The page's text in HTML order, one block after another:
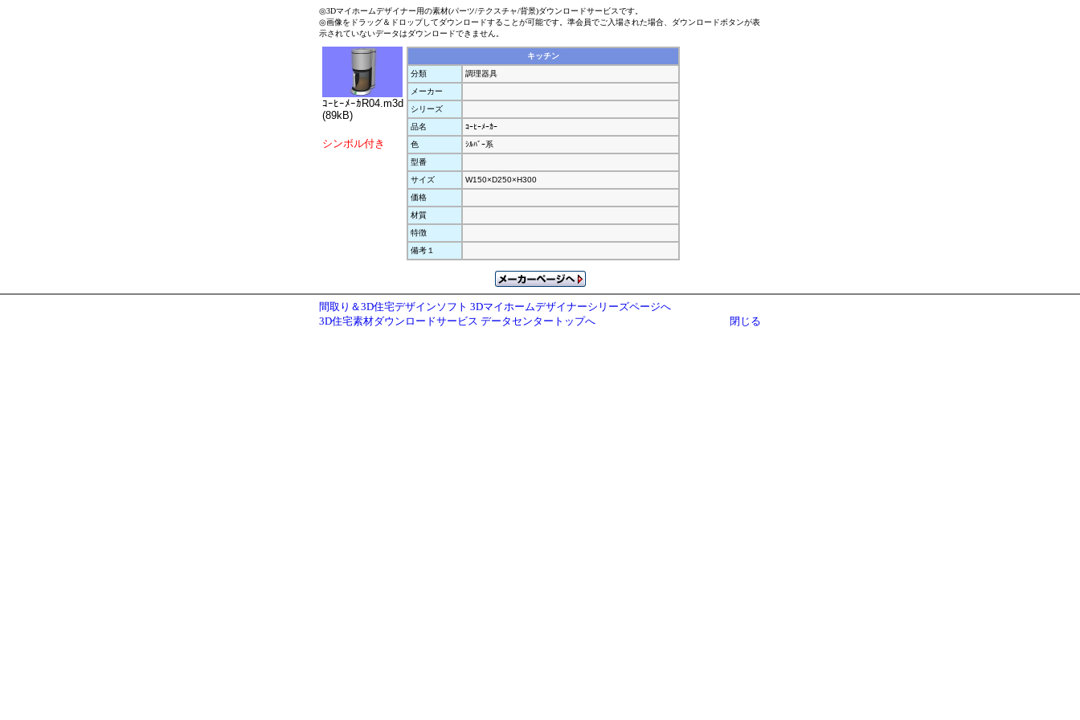
◎3Dマイホームデザイナー用の素材(パーツ/テクスチャ/背景)ダウンロードサービスです。
◎画像をドラッグ＆ドロップしてダウンロードすることが可能です。準会員でご入場された場合、ダウンロードボタンが表
示されていないデータはダウンロードできません。
ｺｰﾋｰﾒｰｶR04.m3d
(89kB)
シンボル付き
キッチン
分類
調理器具
メーカー
シリーズ
品名
ｺｰﾋｰﾒｰｶｰ
色
ｼﾙﾊﾞｰ系
型番
サイズ
W150×D250×H300
価格
材質
特徴
備考１
間取り＆3D住宅デザインソフト 3Dマイホームデザイナーシリーズページへ
3D住宅素材ダウンロードサービス データセンタートップへ
閉じる